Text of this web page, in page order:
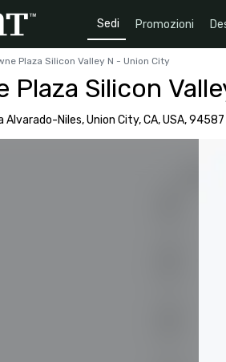
Sedi Promozioni
Plaza Silicon Valley N - Union City
Plaza Silicon
Niles, Union City, CA, USA, 94587